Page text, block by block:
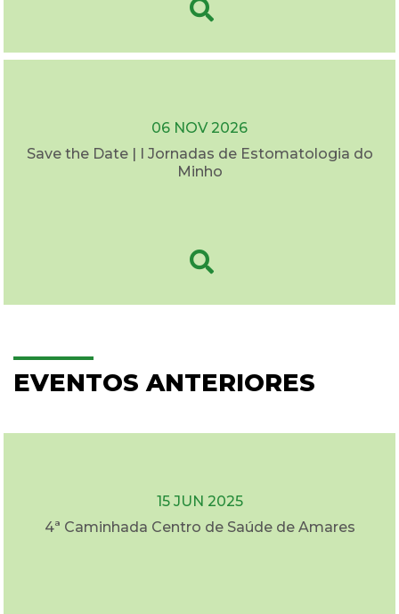
06 NOV 2026
Save the Date | I Jornadas de Estomatologia do
Minho
EVENTOS ANTERIORES
15 JUN 2025
4ª Caminhada Centro de Saúde de Amares